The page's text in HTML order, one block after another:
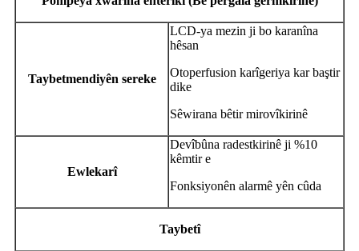
Taybetmendiyên sereke
LCD-ya mezin ji bo karanîna
hêsan
Otoperfusion karîgeriya kar baştir
dike
Sêwirana bêtir mirovîkirinê
Ewlekarî
Devîbûna radestkirinê ji %10
kêmtir e
Fonksiyonên alarmê yên cûda
Taybetî